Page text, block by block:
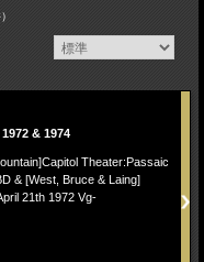
& 1974
Theater:Passaic
& [West, Bruce & Laing]
21th 1972 Vg-